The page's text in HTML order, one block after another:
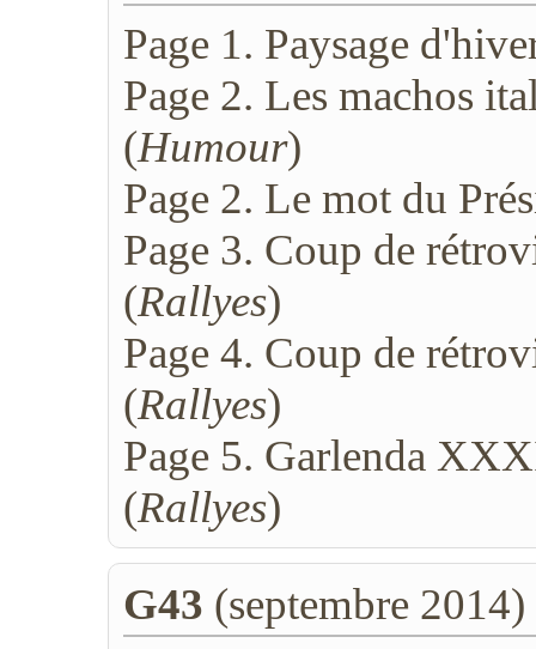
Page 1. Paysage
Page 2. Les machos
(Humour)
Page 2. Le mot du
Page 3. Coup de
(Rallyes)
Page 4. Coup de
(Rallyes)
Page 5. Garlenda
(Rallyes)
G43 (septembre 2014)